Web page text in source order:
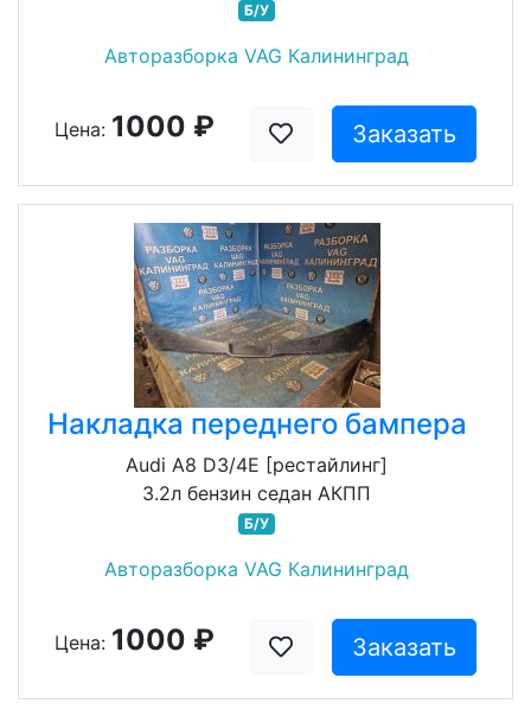
Б/У
Авторазборка VAG Калининград
Цена: 1000 ₽ Заказать
Накладка переднего бампера
Audi A8 D3/4E [рестайлинг]
3.2л бензин седан АКПП
Б/У
Авторазборка VAG Калининград
Цена: 1000 ₽ Заказать